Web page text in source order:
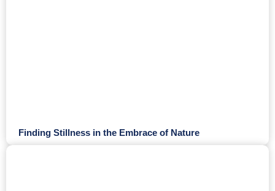
Finding Stillness in the Embrace of Nature